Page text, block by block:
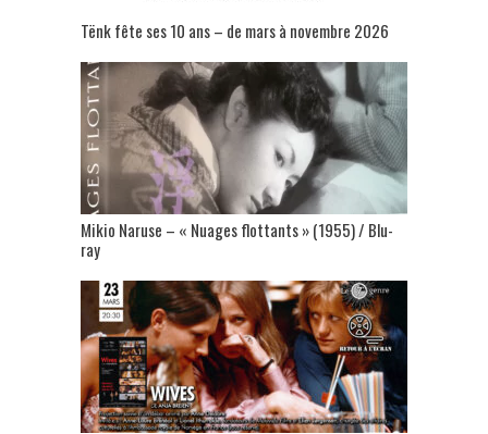
Tënk fête ses 10 ans – de mars à novembre 2026
Mikio Naruse – « Nuages flottants » (1955) / Blu-
ray